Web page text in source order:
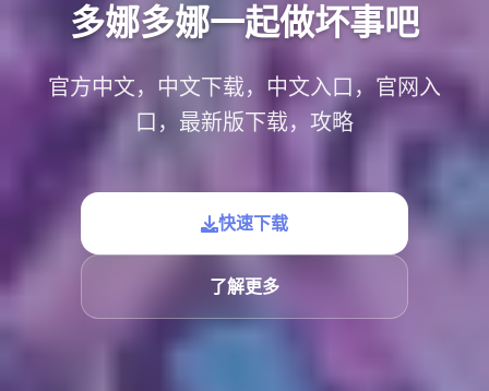
多娜多娜一起做坏事吧
官方中文，中文下载，中文入口，官网入
口，最新版下载，攻略
快速下载
了解更多